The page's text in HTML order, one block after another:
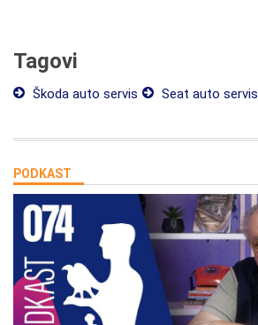
Tagovi
Škoda auto servis Seat auto servis
PODKAST